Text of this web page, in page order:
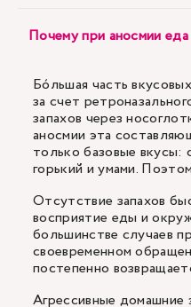
Почему при аносмии
Бóльшая часть
за счет
запахов через
аносмии эта
только базовые вкусы:
горький и умами.
Отсутствие запахов
восприятие еды и
большинстве случаев
своевременном
постепенно
Агрессивные домашние